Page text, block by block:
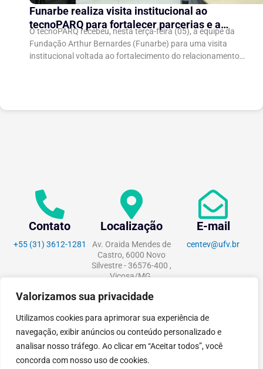
Valorizamos sua privacidade
Utilizamos cookies para aprimorar sua experiência de
navegação, exibir anúncios ou conteúdo personalizado e
analisar nosso tráfego. Ao clicar em “Aceitar todos”, você
concorda com nosso uso de cookies.
Funarbe realiza visita institucional ao
tecnoPARQ para fortalecer parcerias e a
gestão da inovação
O tecnoPARQ recebeu, nesta terça-feira (05), a equipe da
Fundação Arthur Bernardes (Funarbe) para uma visita
institucional voltada ao fortalecimento do relacionamento
Contato
+55 (31) 3612-1281
Localização
Av. Oraida Mendes de
Castro, 6000 Novo
Silvestre - 36576-400 ,
Viçosa/MG.
E-mail
centev@ufv.br
tecnoPARQ © 2021 porDigital
Pixel